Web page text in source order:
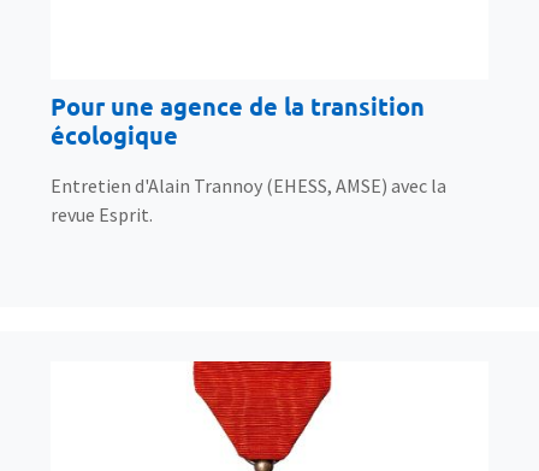
Pour une agence de la transition
écologique
Entretien d'Alain Trannoy (EHESS, AMSE) avec la
revue Esprit.